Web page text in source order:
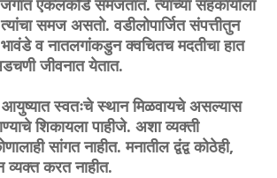
एकलकोंडे समजतात. त्यांच्या सहकार्याला
समज असतो. वडीलोपार्जित संपत्तीतुन
व नातलगांकडुन क्वचितच मदतीचा हात
जीवनात येतात.
स्वतःचे स्थान मिळवायचे असल्यास
शिकायला पाहीजे. अशा व्यक्ती
सांगत नाहीत. मनातील द्वंद्व कोठेही,
व्यक्त करत नाहीत.